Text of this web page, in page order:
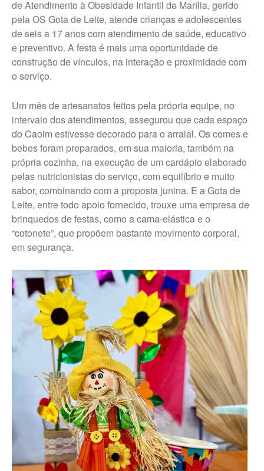
Trabalhe Conosco Campos
Trabalhe Conosco Ibirarema
Trabalhe Conosco Marília – ESF
Trabalhe Conosco Oscar
– SP
Trabalhe Conosco Ribeirão do
Sul – SP
Trabalhe Conosco São Pedro
do Turvo – SP
CANAL DE DENÚNCIAS
Fale Conosco
Fale Conosco – Ibirarema
Paulista
Fale Conosco – Marília
Fale Conosco – Oscar
Bressane
de Atendimento à Obesidade Infantil de Marília, gerido
pela OS Gota de Leite, atende crianças e adolescentes
de seis a 17 anos com atendimento de saúde, educativo
e preventivo. A festa é mais uma oportunidade de
construção de vínculos, na interação e proximidade com
o serviço.
Um mês de artesanatos feitos pela própria equipe, no
intervalo dos atendimentos, assegurou que cada espaço
do Caoim estivesse decorado para o arraial. Os comes e
bebes foram preparados, em sua maioria, também na
própria cozinha, na execução de um cardápio elaborado
pelas nutricionistas do serviço, com equilíbrio e muito
sabor, combinando com a proposta junina. E a Gota de
Leite, entre todo apoio fornecido, trouxe uma empresa de
brinquedos de festas, como a cama-elástica e o
“cotonete”, que propõem bastante movimento corporal,
em segurança.